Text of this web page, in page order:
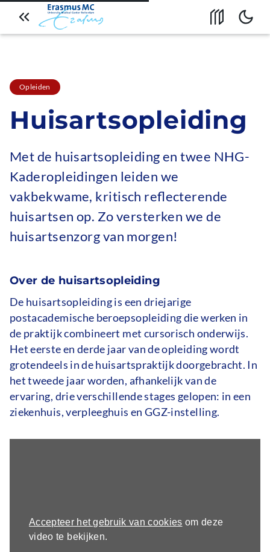
Naar artikeloverzicht Open
Huisartsopleiding
Opleiden
Met de huisartsopleiding en twee NHG-
Kaderopleidingen leiden we
vakbekwame, kritisch reflecterende
huisartsen op. Zo versterken we de
huisartsenzorg van morgen!
Over de huisartsopleiding
De huisartsopleiding is een driejarige
postacademische beroepsopleiding die werken in
de praktijk combineert met cursorisch onderwijs.
Het eerste en derde jaar van de opleiding wordt
grotendeels in de huisartspraktijk doorgebracht. In
het tweede jaar worden, afhankelijk van de
ervaring, drie verschillende stages gelopen: in een
ziekenhuis, verpleeghuis en GGZ-instelling.
Accepteer het gebruik van cookies om deze
video te bekijken.